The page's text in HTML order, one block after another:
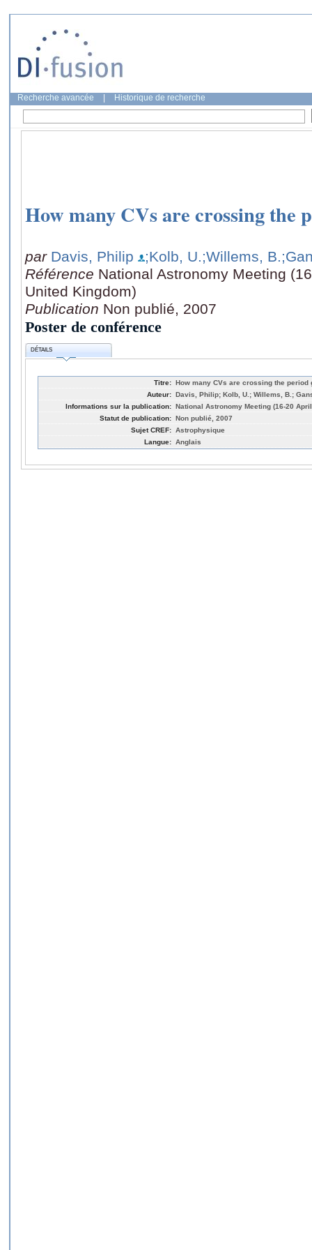
Recherche avancée Historique de recherche
How many CVs are crossing the
par Davis, Philip ;Kolb, U.;Willems, B.
Référence National Astronomy Meeting
United Kingdom)
Publication Non publié, 2007
Poster de conférence
DÉTAILS
Titre: How many CVs are crossing the period
Auteur: Davis, Philip; Kolb, U.; Willems, B.;
Informations sur la publication: National Astronomy Meeting (16-20
Statut de publication: Non publié, 2007
Sujet CREF: Astrophysique
Langue: Anglais